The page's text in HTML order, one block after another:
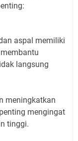
aspal memiliki
langsung
meningkatkan
mengingat
tinggi.